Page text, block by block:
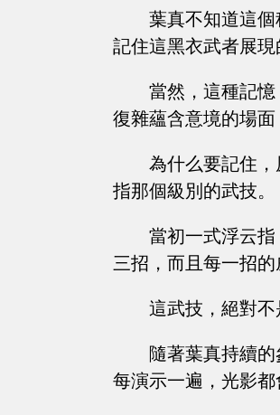
葉真不知道這
記住這黑衣武者展
當然，這種記
復雜蘊含意境的場
為什么要記住
指那個級別的武技。
當初一式浮云
三招，而且每一招
這武技，絕對
隨著葉真持續
每演示一遍，光影都